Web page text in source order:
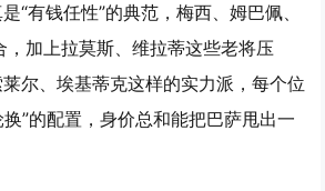
“有钱任性”的典范，梅西、姆巴佩、
，加上拉莫斯、维拉蒂这些老将压
尔、埃基蒂克这样的实力派，每个位
”的配置，身价总和能把巴萨甩出一